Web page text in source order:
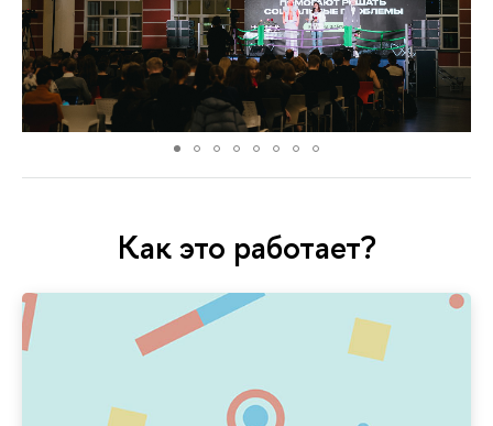
Как это работает?
и реквизит! В конце каждых Научных боёв
зрители и жюри определяют победителя,
который выйдет в финал и поборется за главный